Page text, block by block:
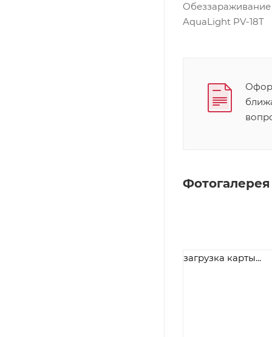
Обеззараживание
AquaLight PV-18T
Фотогалерея
загрузка карты...